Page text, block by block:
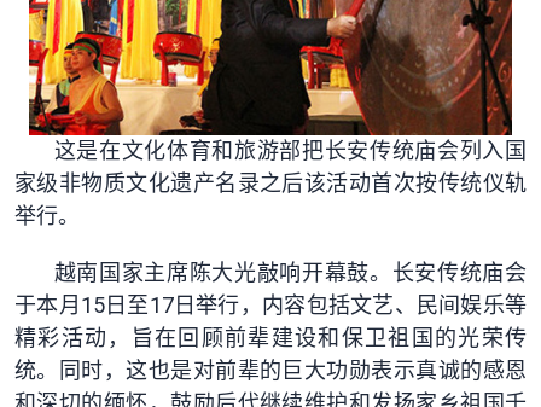
这是在文化体育和旅游部把长安传统庙会列入国
家级非物质文化遗产名录之后该活动首次按传统仪轨
举行。
越南国家主席陈大光敲响开幕鼓。长安传统庙会
于本月15日至17日举行，内容包括文艺、民间娱乐等
精彩活动，旨在回顾前辈建设和保卫祖国的光荣传
统。同时，这也是对前辈的巨大功勋表示真诚的感恩